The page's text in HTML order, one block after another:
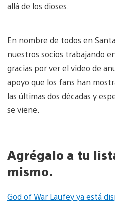
allá de los dioses.
En nombre de todos en
nuestros socios trabajando
gracias por ver el video de
apoyo que los fans han
las últimas dos décadas y
se viene.
Agrégalo a tu
mismo.
God of War Laufey ya está